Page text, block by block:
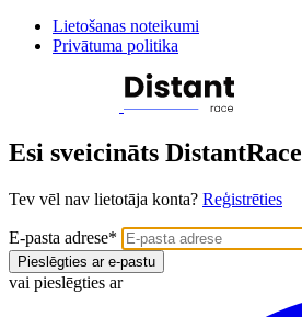
Lietošanas noteikumi
Privātuma politika
Esi sveicināts DistantRace
Tev vēl nav lietotāja konta? Reģistrēties
E-pasta adrese*
Pieslēgties ar e-pastu
vai pieslēgties ar